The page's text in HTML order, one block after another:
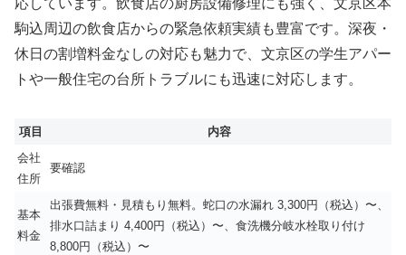
応しています。飲食店の厨房設備修理にも強く、文京区本
駒込周辺の飲食店からの緊急依頼実績も豊富です。深夜・
休日の割増料金なしの対応も魅力で、文京区の学生アパー
トや一般住宅の台所トラブルにも迅速に対応します。
項目
内容
会社
住所
要確認
基本
料金
出張費無料・見積もり無料。蛇口の水漏れ 3,300円（税込）〜、
排水口詰まり 4,400円（税込）〜、食洗機分岐水栓取り付け
8,800円（税込）〜